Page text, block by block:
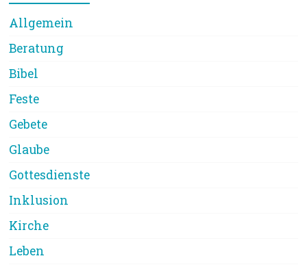
Allgemein
Beratung
Bibel
Feste
Gebete
Glaube
Gottesdienste
Inklusion
Kirche
Leben